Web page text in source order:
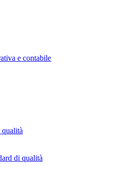
e contabile
qualità
di qualità